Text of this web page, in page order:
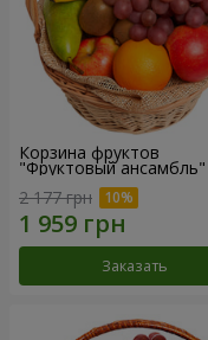
Корзина фруктов
"Фруктовый ансамбль"
2 177 грн
Заказать